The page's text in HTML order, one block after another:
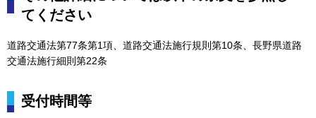
てください
道路交通法第77条第1項、道路交通法施行規則第10条、長野県道路
交通法施行細則第22条
受付時間等